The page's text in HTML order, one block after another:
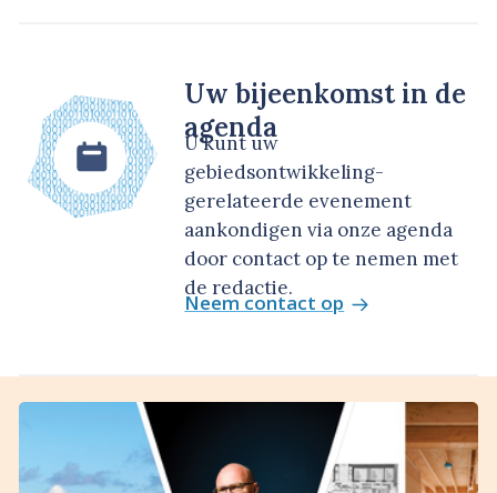
Uw bijeenkomst in de
agenda
U kunt uw
gebiedsontwikkeling-
gerelateerde evenement
aankondigen via onze agenda
door contact op te nemen met
de redactie.
Neem contact op